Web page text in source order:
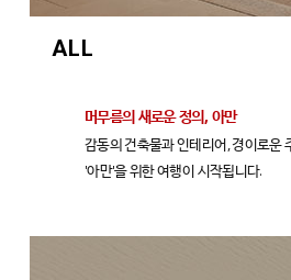
ALL
머무름의 새로운 정의, 아만
감동의 건축물과 인테리어, 경이로운
'아만'을 위한 여행이 시작됩니다.